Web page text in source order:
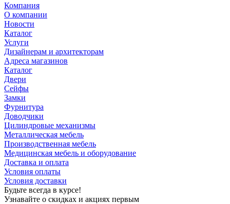
Компания
О компании
Новости
Каталог
Услуги
Дизайнерам и архитекторам
Адреса магазинов
Каталог
Двери
Сейфы
Замки
Фурнитура
Доводчики
Цилиндровые механизмы
Металлическая мебель
Производственная мебель
Медицинская мебель и оборудование
Доставка и оплата
Условия оплаты
Условия доставки
Будьте всегда в курсе!
Узнавайте о скидках и акциях первым